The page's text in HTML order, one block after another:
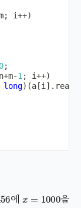
; i++)
0;
+m-1 ; i++)
long) (a[i ] . real
에
을